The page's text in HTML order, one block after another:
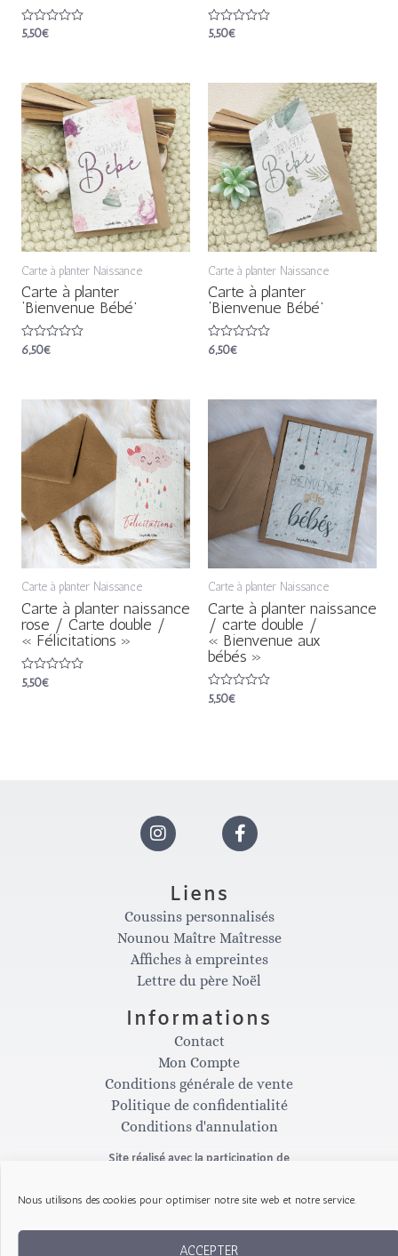
Nous utilisons des cookies pour optimiser notre site web et notre service.
ACCEPTER
Note
5,50€
Note
5,50€
Carte à planter Naissance
Carte à planter
‘Bienvenue Bébé’
Note
6,50€
Carte à planter Naissance
Carte à planter
‘Bienvenue Bébé’
Note
6,50€
Carte à planter Naissance
Carte à planter naissance
rose / Carte double /
« Félicitations »
Note
5,50€
Carte à planter Naissance
Carte à planter naissance
/ carte double /
« Bienvenue aux
bébés »
Note
5,50€
I
n
s
t
a
g
r
a
F
c
e
b
o
o
k
Liens
Coussins personnalisés
Nounou Maître Maîtresse
Affiches à empreintes
Lettre du père Noël
Informations
Contact
Mon Compte
Conditions générale de vente
Politique de confidentialité
Conditions d'annulation
Site réalisé avec la participation de